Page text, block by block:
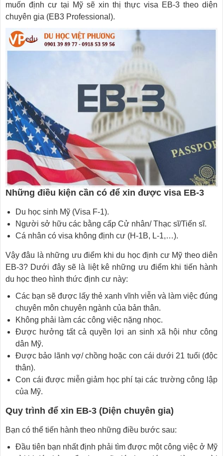
muốn định cư tại Mỹ sẽ xin thị thực visa EB-3 theo diện
chuyên gia (EB3 Professional).
Những điều kiện cần có để xin được visa EB-3
Du học sinh Mỹ (Visa F-1).
Người sở hữu các bằng cấp Cử nhân/ Thạc sĩ/Tiến sĩ.
Cá nhân có visa không định cư (H-1B, L-1,…).
Vậy đâu là những ưu điểm khi du học định cư Mỹ theo diên
EB-3? Dưới đây sẽ là liệt kê những ưu điểm khi tiến hành
du học theo hình thức định cư này:
Các bạn sẽ được lấy thẻ xanh vĩnh viễn và làm việc đúng
chuyên môn chuyên ngành của bản thân.
Không phải làm các công việc nặng nhọc.
Được hưởng tất cả quyền lợi an sinh xã hội như công
dân Mỹ.
Được bảo lãnh vợ/ chồng hoặc con cái dưới 21 tuổi (độc
thân).
Con cái được miễn giảm học phí tại các trường công lập
của Mỹ.
Quy trình để xin EB-3 (Diện chuyên gia)
Bạn có thể tiến hành theo những điều bước sau:
Đầu tiên bạn nhất định phải tìm được một công việc ở Mỹ